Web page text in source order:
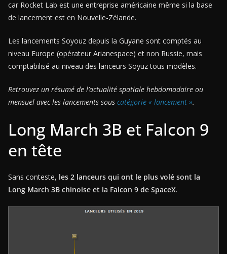
car Rocket Lab est une entreprise américaine même si la base
de lancement est en Nouvelle-Zélande.
Les lancements Soyouz depuis la Guyane sont comptés au
niveau Europe (opérateur Arianespace) et non Russie, mais
comptabilisé au niveau des lanceurs Soyuz tous modèles.
Retrouvez un résumé de l’actualité spatiale hebdomadaire ou
mensuel avec les lancements sous catégorie « lancement ».
Long March 3B et Falcon 9
en tête
Sans conteste, les 2 lanceurs qui ont le plus volé sont la
Long March 3B chinoise et la Falcon 9 de SpaceX.